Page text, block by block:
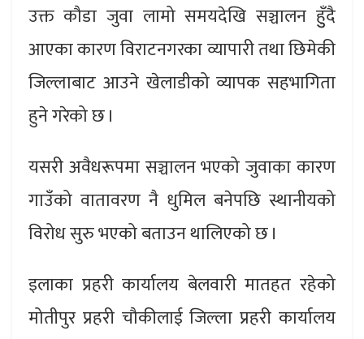
उक्त कौडा जुवा लामो समयदेखि सञ्चालन हुुँदै
आएका कारण विराटनगरका व्यापारी तथा छिमेकी
जिल्लाबाट आउने खेलाडीको व्यापक सहभागिता
हुने गरेको छ ।
यसरी अवैधरूपमा सञ्चालन भएको जुवाका कारण
गाउँको वातावरण नै धुमिल बनेपछि स्थानीयको
विरोध सुरु भएको बताउन थालिएको छ ।
इलाका प्रहरी कार्यालय बेलवारी मातहत रहेको
मोतीपुर प्रहरी चौकीलाई जिल्ला प्रहरी कार्यालय